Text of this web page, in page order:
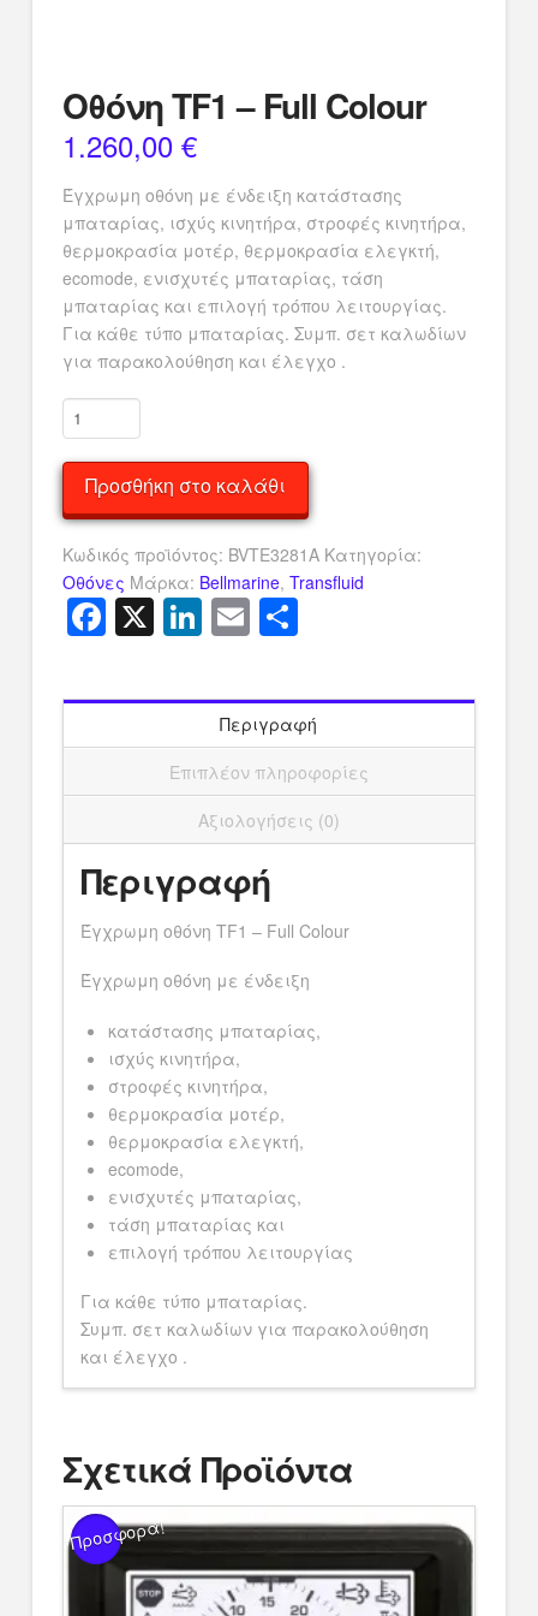
Οθόνη TF1 – Full Colour
1.260,00 €
Έγχρωμη οθόνη με ένδειξη κατάστασης
μπαταρίας, ισχύς κινητήρα, στροφές κινητήρα,
θερμοκρασία μοτέρ, θερμοκρασία ελεγκτή,
ecomode, ενισχυτές μπαταρίας, τάση
μπαταρίας και επιλογή τρόπου λειτουργίας.
Για κάθε τύπο μπαταρίας. Συμπ. σετ καλωδίων
για παρακολούθηση και έλεγχο .
Οθόνη
TF1
-
Full
Colour
ποσότητα
Προσθήκη στο καλάθι
Κωδικός προϊόντος: BVTE3281A Κατηγορία:
Οθόνες Μάρκα: Bellmarine, Transfluid
Facebook
X LinkedIn
Email
Περιγραφή
Επιπλέον πληροφορίες
Αξιολογήσεις (0)
Περιγραφή
Έγχρωμη οθόνη TF1 – Full Colour
Έγχρωμη οθόνη με ένδειξη
κατάστασης μπαταρίας,
ισχύς κινητήρα,
στροφές κινητήρα,
θερμοκρασία μοτέρ,
θερμοκρασία ελεγκτή,
ecomode,
ενισχυτές μπαταρίας,
τάση μπαταρίας και
επιλογή τρόπου λειτουργίας
Για κάθε τύπο μπαταρίας.
Συμπ. σετ καλωδίων για παρακολούθηση
και έλεγχο .
Σχετικά Προϊόντα
Προσφορά!